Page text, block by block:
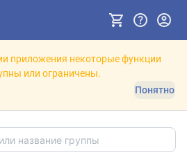
приложения некоторые функции
или ограничены.
Понятно